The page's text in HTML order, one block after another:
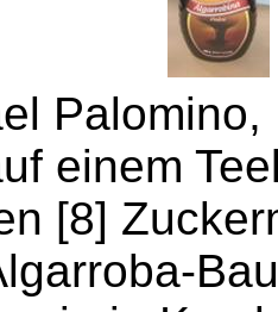
einem
[8]